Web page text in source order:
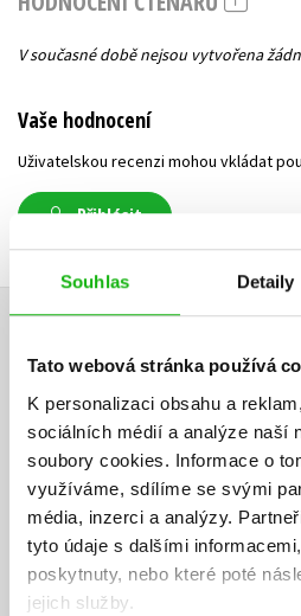
Souhlas Detaily
Tato webová stránka používá
K personalizaci obsahu a
sociálních médií a analýze naší
soubory cookies. Informace o
využíváme, sdílíme se svými
média, inzerci a analýzy.
tyto údaje s dalšími
poskytnuty, nebo které poté
jejich služby.
V současné době nejsou vytvořena
Vaše hodnocení
Uživatelskou recenzi mohou vkládat
Přihlásit
AUTOR